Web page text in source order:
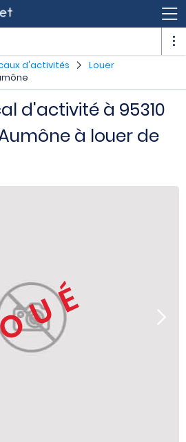
d'activités
Louer
d'activité à 95310
à louer de